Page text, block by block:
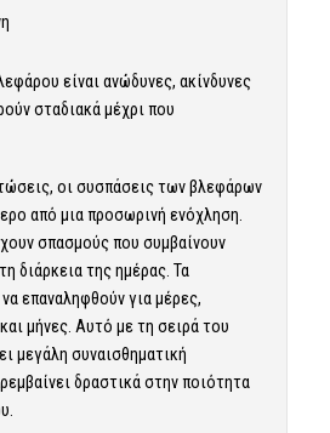
είναι ανώδυνες, ακίνδυνες
σταδιακά μέχρι που
οι συσπάσεις των βλεφάρων
από μια προσωρινή ενόχληση.
σπασμούς που συμβαίνουν
διάρκεια της ημέρας. Τα
επαναληφθούν για μέρες,
μήνες. Αυτό με τη σειρά του
μεγάλη συναισθηματική
δραστικά στην ποιότητα